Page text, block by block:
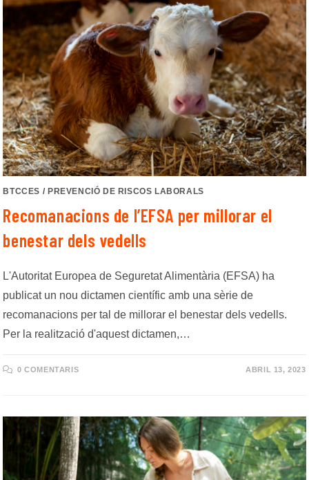
BTCCES / PREVENCIÓ DE RISCOS LABORALS
Recomanacions de l’EFSA per millorar el
benestar dels vedells
L'Autoritat Europea de Seguretat Alimentària (EFSA) ha
publicat un nou dictamen científic amb una sèrie de
recomanacions per tal de millorar el benestar dels vedells.
Per la realització d'aquest dictamen,…
0 COMENTARIS ABRIL 13, 2023